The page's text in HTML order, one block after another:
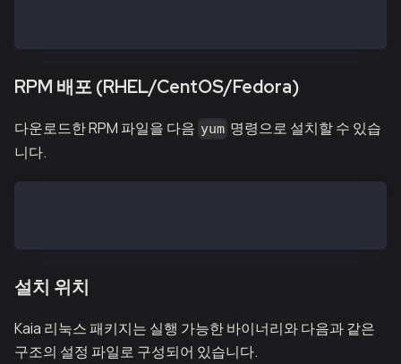
RPM 배포 (RHEL/CentOS/Fedora)
다운로드한 RPM 파일을 다음 yum 명령으로 설치할 수 있습
니다.
설치 위치
Kaia 리눅스 패키지는 실행 가능한 바이너리와 다음과 같은
구조의 설정 파일로 구성되어 있습니다.